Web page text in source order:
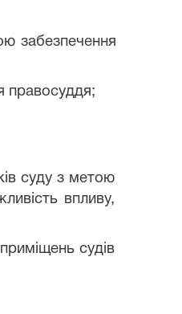
забезпечення
правосуддя;
суду з метою
впливу,
судів